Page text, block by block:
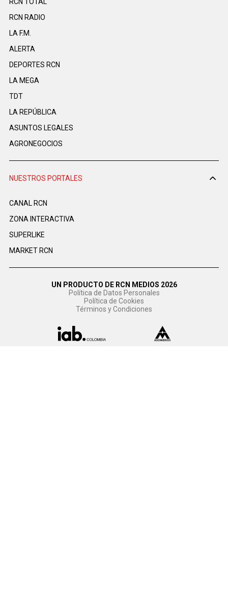
RCN RADIO
LA F.M.
ALERTA
DEPORTES RCN
LA MEGA
TDT
LA REPÚBLICA
ASUNTOS LEGALES
AGRONEGOCIOS
NUESTROS PORTALES
CANAL RCN
ZONA INTERACTIVA
SUPERLIKE
MARKET RCN
UN PRODUCTO DE RCN MEDIOS 2026
Política de Datos Personales
Política de Cookies
Términos y Condiciones